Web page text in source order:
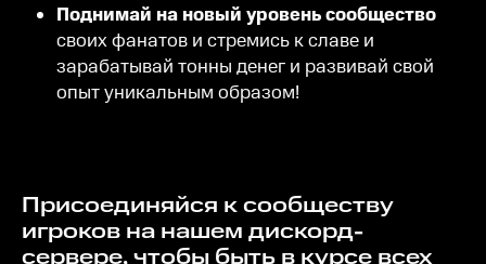
Поднимай на новый уровень сообщество
своих фанатов и стремись к славе и
зарабатывай тонны денег и развивай свой
опыт уникальным образом!
Присоединяйся к сообществу
игроков на нашем дискорд-
сервере, чтобы быть в курсе всех